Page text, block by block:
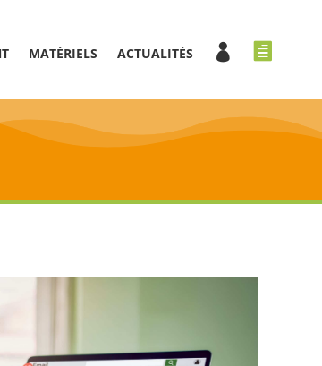
MATÉRIELS ACTUALITÉS 